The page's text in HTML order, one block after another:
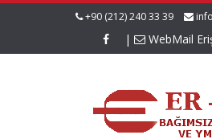
+90 (212) 240 33 39
| WebMail